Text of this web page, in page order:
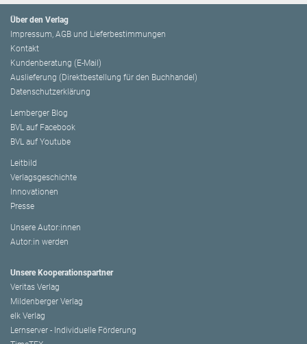
Über den Verlag
Impressum, AGB und Lieferbestimmungen
Kontakt
Kundenberatung (E-Mail)
Auslieferung (Direktbestellung für den Buchhandel)
Datenschutzerklärung
Lemberger Blog
BVL auf Facebook
BVL auf Youtube
Leitbild
Verlagsgeschichte
Innovationen
Presse
Unsere Autor:innen
Autor:in werden
Unsere Kooperationspartner
Veritas Verlag
Mildenberger Verlag
elk Verlag
Lernserver - Individuelle Förderung